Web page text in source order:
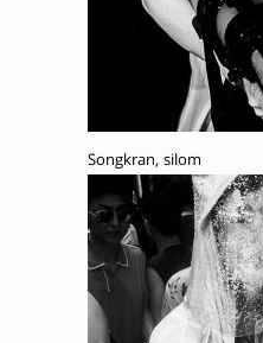
Songkran, silom